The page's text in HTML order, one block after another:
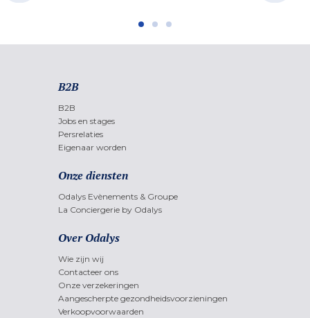
B2B
B2B
Jobs en stages
Persrelaties
Eigenaar worden
Onze diensten
Odalys Evènements & Groupe
La Conciergerie by Odalys
Over Odalys
Wie zijn wij
Contacteer ons
Onze verzekeringen
Aangescherpte gezondheidsvoorzieningen
Verkoopvoorwaarden